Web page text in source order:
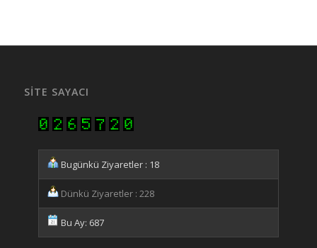
SITE SAYACI
Bugünkü Ziyaretler : 18
Dünkü Ziyaretler : 228
Bu Ay: 687